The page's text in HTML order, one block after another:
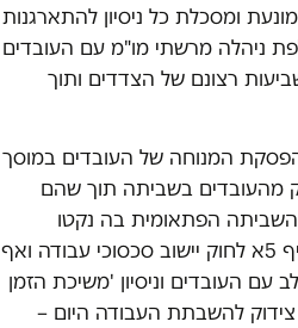
ומסכלת כל ניסיון להתארגנות
ניהלה מרשתי מו"מ עם העובדים
רצונם של הצדדים ותוך
המנוחה של העובדים במוסך
מהעובדים בשביתה תוך שהם
הפתאומית בה נקטו
העובדים, ככל הנראה בעידודה של מען, היא בניגוד לסעיף 5א לחוק יישוב סכסוכי עבודה ואף
עם העובדים וניסיון 'משיכת הזמן
להשבתת העבודה היום –